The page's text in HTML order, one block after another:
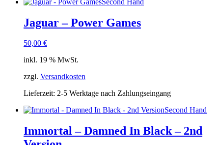
Jaguar – Power Games
50,00 €
inkl. 19 % MwSt.
zzgl. Versandkosten
Lieferzeit: 2-5 Werktage nach Zahlungseingang
Second Hand
Immortal – Damned In Black – 2nd